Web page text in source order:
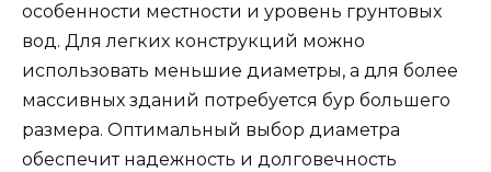
особенности местности и уровень грунтовых
вод. Для легких конструкций можно
использовать меньшие диаметры, а для более
массивных зданий потребуется бур большего
размера. Оптимальный выбор диаметра
обеспечит надежность и долговечность